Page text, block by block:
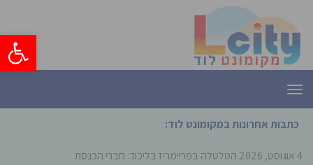
פתח
תפריט
כתבות אחרונות במקומונט לוד:
יתמודדו על ה